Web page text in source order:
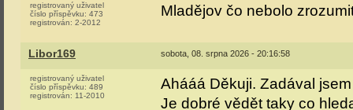
registrovaný uživatel
číslo příspěvku: 473
registrován: 2-2012
Mladějov čo nebolo
Libor169 sobota, 08. srpna 2026 - 20:16:58
registrovaný uživatel
číslo příspěvku: 489
registrován: 11-2010
Ahááá Děkuji. Zadával
Je dobré vědět taky co